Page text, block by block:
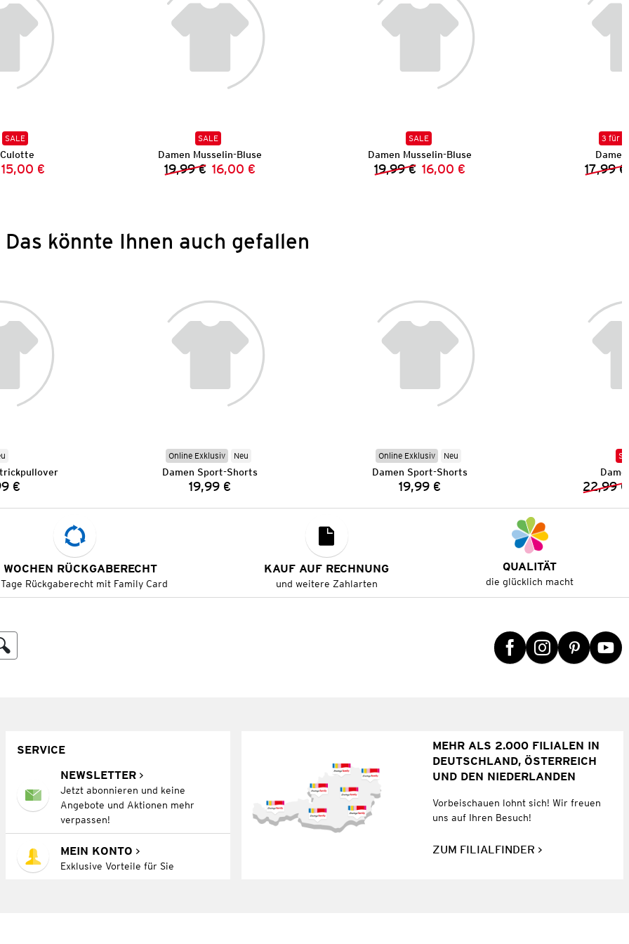
SALE
Preis:
Preis:
15,00 €
SALE
Damen Musselin-Bluse
Vorheriger Preis:
19,99 € Neuer Preis:
16,00 €
SALE
Damen Musselin-Bluse
Vorheriger Preis:
19,99 € Neuer Preis:
16,00 €
3 für 2
17,99 €
Das könnte Ihnen auch gefallen
€
Online Exklusiv Neu
Damen Sport-Shorts
Preis:
19,99 €
Online Exklusiv Neu
Damen Sport-Shorts
Preis:
19,99 € 22,99 €
RÜCKGABERECHT
Rückgaberecht mit Family Card
KAUF AUF RECHNUNG
und weitere Zahlarten
QUALITÄT
die glücklich macht
SERVICE
NEWSLETTER
Jetzt abonnieren und keine
Angebote und Aktionen mehr
verpassen!
MEIN KONTO
Exklusive Vorteile für Sie
MEHR ALS 2.000 FILIALEN IN
DEUTSCHLAND, ÖSTERREICH
UND DEN NIEDERLANDEN
Vorbeischauen lohnt sich! Wir freuen
uns auf Ihren Besuch!
ZUM FILIALFINDER